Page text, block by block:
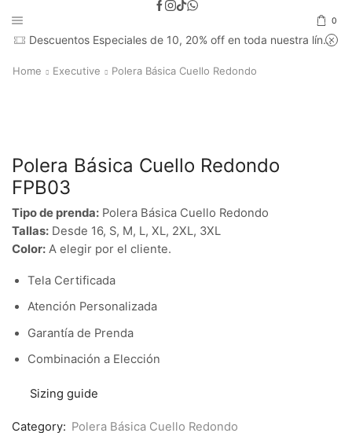
0
Descuentos Especiales de 10, 20% off en toda nuestra línea de Ropa
Home Executive Polera Básica Cuello Redondo
Polera Básica Cuello Redondo
FPB03
Tipo de prenda: Polera Básica Cuello Redondo
Tallas: Desde 16, S, M, L, XL, 2XL, 3XL
Color: A elegir por el cliente.
Tela Certificada
Atención Personalizada
Garantía de Prenda
Combinación a Elección
Sizing guide
Category: Polera Básica Cuello Redondo